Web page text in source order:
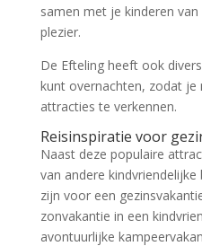
samen met je kinderen
plezier.
De Efteling heeft ook
kunt overnachten, zodat
attracties te verkennen.
Reisinspiratie voor
Naast deze populaire
van andere
zijn voor een
zonvakantie in een
avontuurlijke